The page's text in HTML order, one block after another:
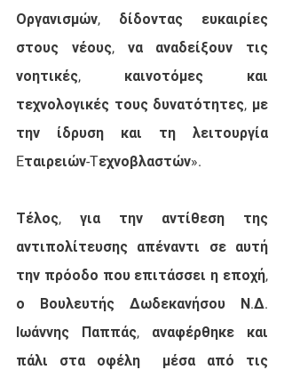
Οργανισμών, δίδοντας ευκαιρίες
στους νέους, να αναδείξουν τις
νοητικές, καινοτόμες και
τεχνολογικές τους δυνατότητες, με
την ίδρυση και τη λειτουργία
Eταιρειών-Tεχνοβλαστών».
Τέλος, για την αντίθεση της
αντιπολίτευσης απέναντι σε αυτή
την πρόοδο που επιτάσσει η εποχή,
ο Βουλευτής Δωδεκανήσου Ν.Δ.
Ιωάννης Παππάς, αναφέρθηκε και
πάλι στα οφέλη  μέσα από τις